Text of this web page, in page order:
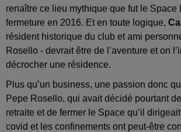
renaître ce lieu mythique que fut le Space
fermeture en 2016. Et en toute logique,
résident historique du club et ami
Rosello - devrait être de l’aventure et on
décrocher une résidence.
Plus qu’un business, une passion donc
Pepe Rosello, qui avait décidé pourtant
retraite et de fermer le Space qu’il
covid et les confinements ont peut-être